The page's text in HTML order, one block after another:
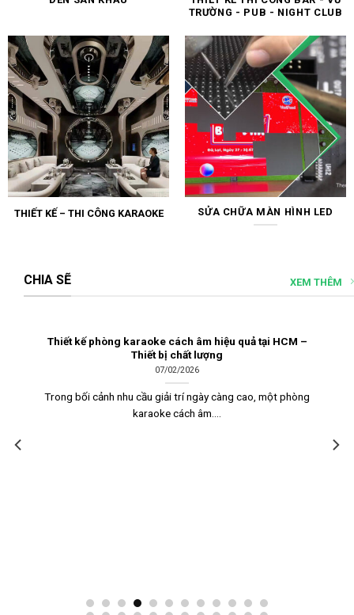
TRƯỜNG - PUB - NIGHT CLUB
THIẾT KẾ – THI CÔNG KARAOKE SỬA CHỮA MÀN HÌNH LED
CHIA SẼ XEM THÊM
Thiết kế phòng karaoke cách âm hiệu quả tại HCM –
Thiết bị chất lượng
07/02/2026
Trong bối cảnh nhu cầu giải trí ngày càng cao, một phòng
karaoke cách âm....